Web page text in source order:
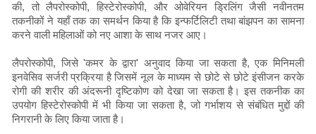
की, तो लैपरोस्कोपी, हिस्टेरोस्कोपी, और ओवेरियन ड्रिलिंग जैसी नवीनतम
तकनीकों ने यहाँ तक का समर्थन किया है कि इन्फर्टिलिटी तथा बांझपन का सामना
करने वाली महिलाओं को नए आशा के साथ नजर आए।
लैपरोस्कोपी, जिसे 'कमर के द्वारा' अनुवाद किया जा सकता है, एक मिनिमली
इनवेसिव सर्जरी प्रक्रिया है जिसमें नूल के माध्यम से छोटे से छोटे इंसीजन करके
रोगी की शरीर की अंदरूनी दृष्टिकोण को देखा जा सकता है। इस तकनीक का
उपयोग हिस्टेरोस्कोपी में भी किया जा सकता है, जो गर्भाशय से संबंधित मुद्दों की
निगरानी के लिए किया जाता है।